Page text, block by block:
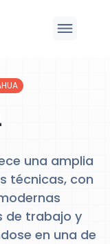
una amplia
técnicas, con
de trabajo y
en una de